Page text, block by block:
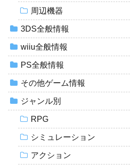
周辺機器
3DS全般情報
wiiu全般情報
PS全般情報
その他ゲーム情報
ジャンル別
RPG
シミュレーション
アクション